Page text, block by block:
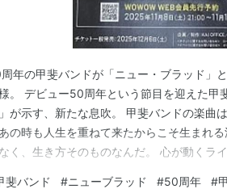
年の甲斐バンドが「ニュー・ブラッド」
。 デビュー50周年という節目を迎えた甲
」が示す、新たな息吹。 甲斐バンドの楽曲
の時も人生を重ねて来たからこそ生まれ
く、生き方そのものなんだ。 心が動くラ
斐バンド #ニューブラッド #50周年 #